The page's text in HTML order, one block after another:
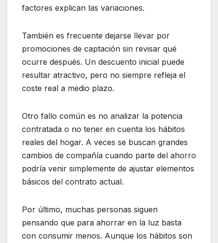
factores explican las variaciones.
También es frecuente dejarse llevar por
promociones de captación sin revisar qué
ocurre después. Un descuento inicial puede
resultar atractivo, pero no siempre refleja el
coste real a medio plazo.
Otro fallo común es no analizar la potencia
contratada o no tener en cuenta los hábitos
reales del hogar. A veces se buscan grandes
cambios de compañía cuando parte del ahorro
podría venir simplemente de ajustar elementos
básicos del contrato actual.
Por último, muchas personas siguen
pensando que para ahorrar en la luz basta
con consumir menos. Aunque los hábitos son